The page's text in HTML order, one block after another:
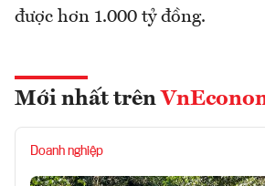
được hơn 1.000 tỷ đồng.
Mới nhất trên
Doanh nghiệp